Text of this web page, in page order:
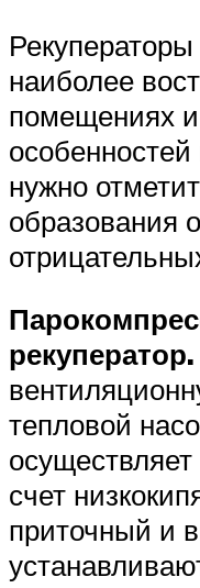
наиболее
помещениях
нужно
образования
рекуператор.
тепловой
счет
приточный и